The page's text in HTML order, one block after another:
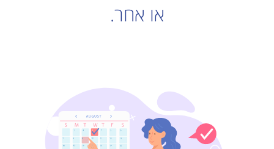
או אחר.